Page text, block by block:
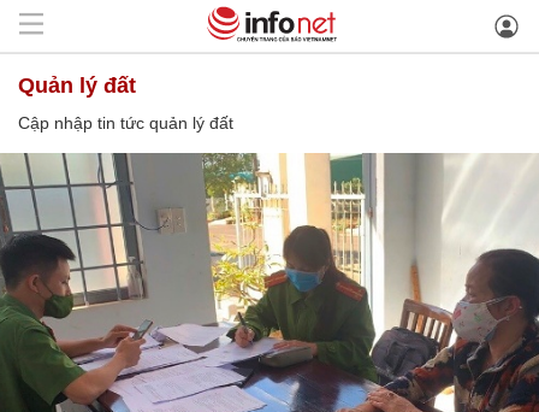
quản lý đất
Cập nhập tin tức quản lý đất